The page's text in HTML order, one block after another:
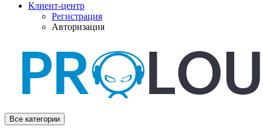
Клиент-центр
Регистрация
Авторизация
Все категории